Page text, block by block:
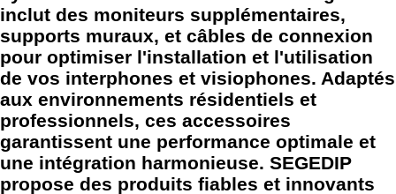
inclut des moniteurs supplémentaires,
supports muraux, et câbles de connexion
pour optimiser l'installation et l'utilisation
de vos interphones et visiophones. Adaptés
aux environnements résidentiels et
professionnels, ces accessoires
garantissent une performance optimale et
une intégration harmonieuse. SEGEDIP
propose des produits fiables et innovants